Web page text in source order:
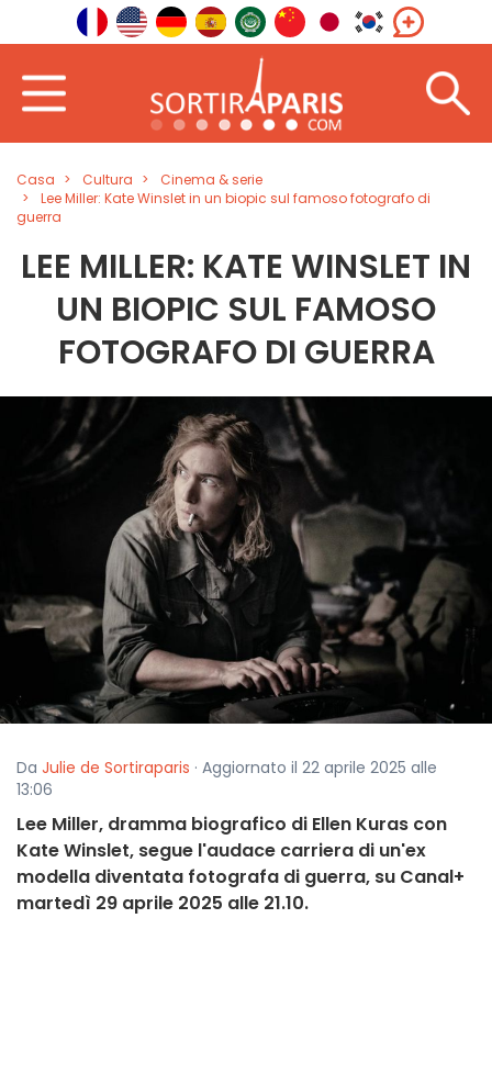
Casa Cultura
Cinema & serie
Lee Miller: Kate Winslet in un biopic sul famoso fotografo di
guerra
LEE MILLER: KATE WINSLET IN
UN BIOPIC SUL FAMOSO
FOTOGRAFO DI GUERRA
Da Julie de Sortiraparis · Aggiornato il 22 aprile 2025 alle
13:06
Lee Miller, dramma biografico di Ellen Kuras con
Kate Winslet, segue l'audace carriera di un'ex
modella diventata fotografa di guerra, su Canal+
martedì 29 aprile 2025 alle 21.10.